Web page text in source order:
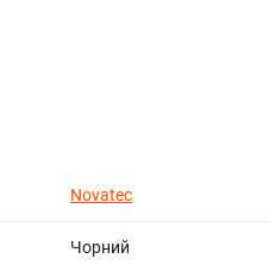
Novatec
Чорний